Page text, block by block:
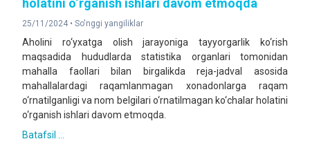
holatini o‘rganish ishlari davom etmoqda
25/11/2024 • So'nggi yangiliklar
Aholini ro‘yxatga olish jarayoniga tayyorgarlik ko‘rish
maqsadida hududlarda statistika organlari tomonidan
mahalla faollari bilan birgalikda reja-jadval asosida
mahallalardagi raqamlanmagan xonadonlarga raqam
o‘rnatilganligi va nom belgilari o‘rnatilmagan ko‘chalar holatini
o‘rganish ishlari davom etmoqda.
Batafsil ...